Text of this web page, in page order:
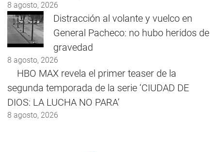
8 agosto, 2026
Distracción al volante y vuelco en
General Pacheco: no hubo heridos de
gravedad
8 agosto, 2026
HBO MAX revela el primer teaser de la
segunda temporada de la serie ‘CIUDAD DE
DIOS: LA LUCHA NO PARA’
8 agosto, 2026